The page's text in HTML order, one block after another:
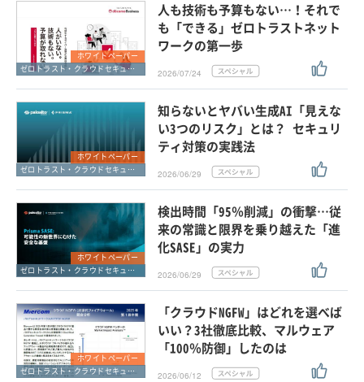
外部ニュース
スペシャルに限定する
タグ
ゼロトラスト・クラウドセキュリティ・SASE
クリア この条件で検索する
ホワイトペーパー
ゼロトラスト・クラウドセキュリティ・SASE
人も技術も予算もない…！それで
も「できる」ゼロトラストネット
ワークの第一歩
2026/07/24
ホワイトペーパー
ゼロトラスト・クラウドセキュリティ・SASE
知らないとヤバい生成AI「見えな
い3つのリスク」とは？ セキュリ
ティ対策の実践法
2026/06/29
ホワイトペーパー
ゼロトラスト・クラウドセキュリティ・SASE
検出時間「95％削減」の衝撃…従
来の常識と限界を乗り越えた「進
化SASE」の実力
2026/06/29
ホワイトペーパー
ゼロトラスト・クラウドセキュリティ・SASE
「クラウドNGFW」はどれを選べば
いい？3社徹底比較、マルウェア
「100％防御」したのは
2026/06/12